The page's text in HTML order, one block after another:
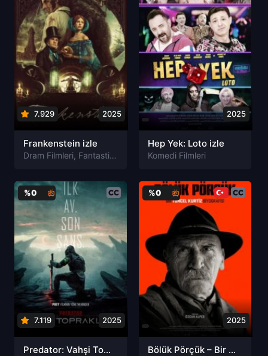
7.929 2025
Frankenstein izle
Dram Filmleri, Fantastik Filmleri Korku Filmleri
2025
Hep Yek: Loto izle
Komedi Filmleri
%0
7.119 2025
Predator: Vahşi Topraklar izle
%0
2025
Bölük Pörçük – Bir Tuncel Kurtiz Biyografisi izle